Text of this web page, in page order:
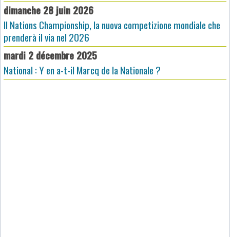
dimanche 28 juin 2026
Il Nations Championship, la nuova competizione mondiale che
prenderà il via nel 2026
mardi 2 décembre 2025
National : Y en a-t-il Marcq de la Nationale ?